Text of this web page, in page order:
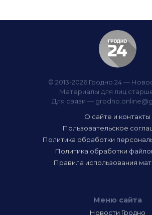
© 2013-2026 Гродно 24 —
Материалы для лиц
Для связи —
О сайте и контакты
Пользовательское
Политика обработки
Политика обработки
Правила использования
Меню сайта
Новости Гродно